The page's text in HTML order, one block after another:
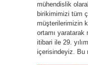
mühendislik
birikimimizi tüm
müşterilerimizin
ortamı yaratarak
itibari ile 29.
içerisindeyiz. Bu